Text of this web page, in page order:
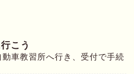
こう
車教習所へ行き、受付で手続